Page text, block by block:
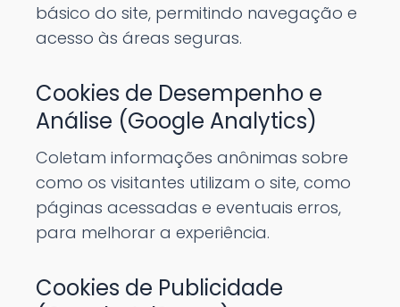
básico do site, permitindo navegação e
acesso às áreas seguras.
Cookies de Desempenho e
Análise (Google Analytics)
Coletam informações anônimas sobre
como os visitantes utilizam o site, como
páginas acessadas e eventuais erros,
para melhorar a experiência.
Cookies de Publicidade